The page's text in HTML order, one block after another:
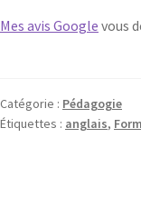
Mes avis Google vous
Catégorie : Pédagogie
Étiquettes : anglais,